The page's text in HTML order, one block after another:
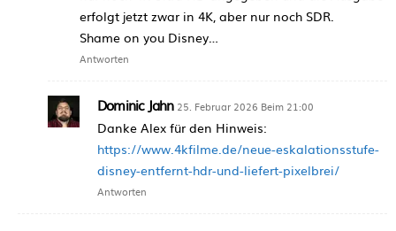
erfolgt jetzt zwar in 4K, aber nur noch SDR.
Shame on you Disney…
Antworten
Dominic Jahn 25. Februar 2026 Beim 21:00
Danke Alex für den Hinweis:
https://www.4kfilme.de/neue-eskalationsstufe-
disney-entfernt-hdr-und-liefert-pixelbrei/
Antworten